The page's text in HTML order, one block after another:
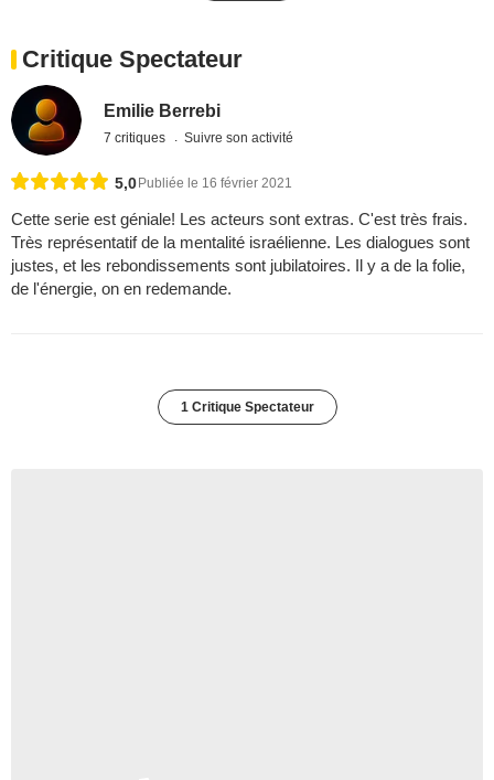
Critique Spectateur
Emilie Berrebi
7 critiques Suivre son activité
5,0 Publiée le 16 février 2021
Cette serie est géniale! Les acteurs sont extras. C'est très frais.
Très représentatif de la mentalité israélienne. Les dialogues sont
justes, et les rebondissements sont jubilatoires. Il y a de la folie,
de l'énergie, on en redemande.
1 Critique Spectateur